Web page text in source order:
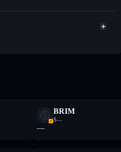
BRIM
$—
—